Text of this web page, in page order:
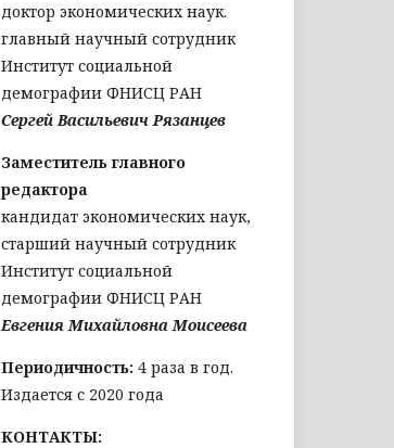
доктор экономических наук.
главный научный сотрудник
Институт социальной
демографии ФНИСЦ РАН
Сергей Васильевич Рязанцев
Заместитель главного
редактора
кандидат экономических наук,
старший научный сотрудник
Институт социальной
демографии ФНИСЦ РАН
Евгения Михайловна Моисеева
Периодичность: 4 раза в год.
Издается с 2020 года
КОНТАКТЫ: